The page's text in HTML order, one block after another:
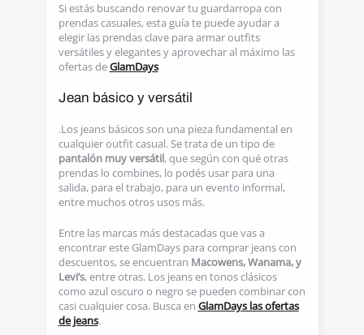
Si estás buscando renovar tu guardarropa con
prendas casuales, esta guía te puede ayudar a
elegir las prendas clave para armar outfits
versátiles y elegantes y aprovechar al máximo las
ofertas deGlamDays
Jean básico y versátil
.Los jeans básicos son una pieza fundamental en
cualquier outfit casual. Se trata de un tipo de
pantalón muy versátil, que según con qué otras
prendas lo combines, lo podés usar para una
salida, para el trabajo, para un evento informal,
entre muchos otros usos más.
Entre las marcas más destacadas que vas a
encontrar este GlamDays para comprar jeans con
descuentos, se encuentran Macowens, Wanama, y
Levi’s, entre otras. Los jeans en tonos clásicos
como azul oscuro o negro se pueden combinar con
casi cualquier cosa. Busca en GlamDays las ofertas
de jeans.